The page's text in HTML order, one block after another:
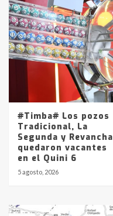
#Timba# Los pozos
Tradicional, La
Segunda y Revancha
quedaron vacantes
en el Quini 6
5 agosto, 2026